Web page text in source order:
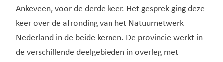
Ankeveen, voor de derde keer. Het gesprek ging deze
keer over de afronding van het Natuurnetwerk
Nederland in de beide kernen. De provincie werkt in
de verschillende deelgebieden in overleg met